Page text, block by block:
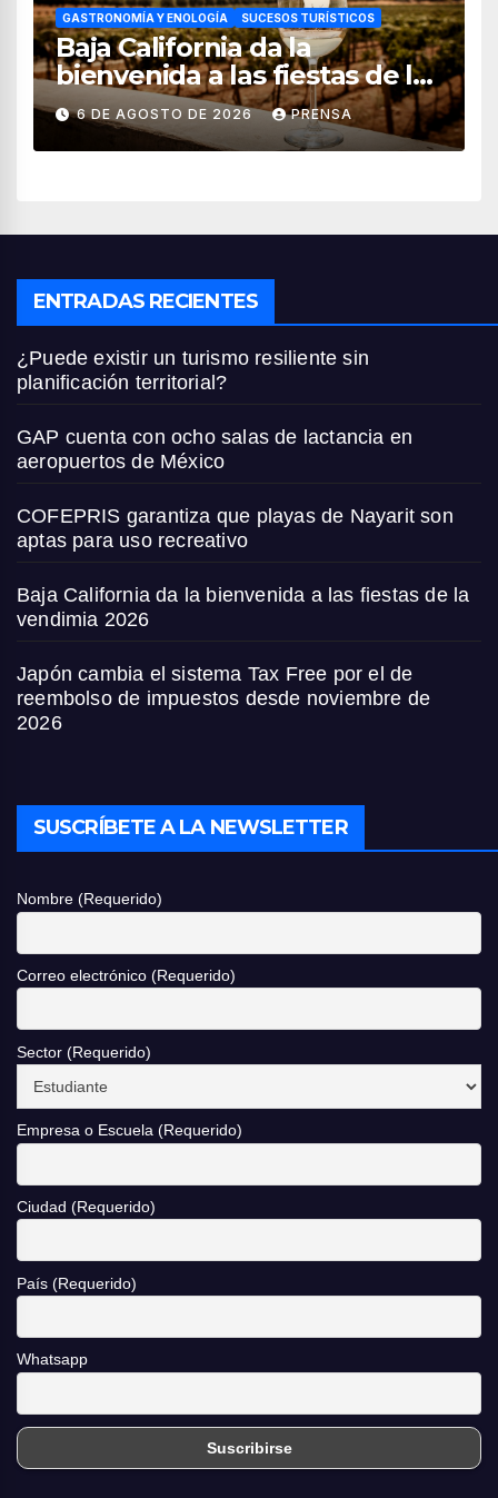
GASTRONOMÍA Y ENOLOGÍA SUCESOS TURÍSTICOS
Baja California da la
bienvenida a las fiestas de la
vendimia 2026
6 DE AGOSTO DE 2026 PRENSA
ENTRADAS RECIENTES
¿Puede existir un turismo resiliente sin
planificación territorial?
GAP cuenta con ocho salas de lactancia en
aeropuertos de México
COFEPRIS garantiza que playas de Nayarit son
aptas para uso recreativo
Baja California da la bienvenida a las fiestas de la
vendimia 2026
Japón cambia el sistema Tax Free por el de
reembolso de impuestos desde noviembre de
2026
SUSCRÍBETE A LA NEWSLETTER
Nombre (Requerido)
Correo electrónico (Requerido)
Sector (Requerido)
Empresa o Escuela (Requerido)
Ciudad (Requerido)
País (Requerido)
Whatsapp